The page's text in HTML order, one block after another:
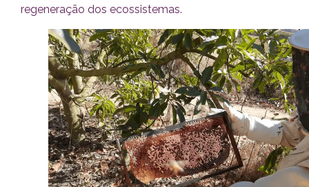
regeneração dos ecossistemas.